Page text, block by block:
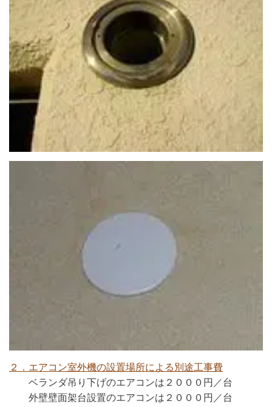
２．エアコン室外機の設置場所による別途工事費
ベランダ吊り下げのエアコンは２０００円／台
外壁壁面架台設置のエアコンは２０００円／台